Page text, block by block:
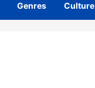
Genres Culture